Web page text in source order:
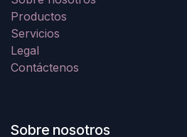
Productos
Servicios
Legal
Contáctenos
Sobre nosotros